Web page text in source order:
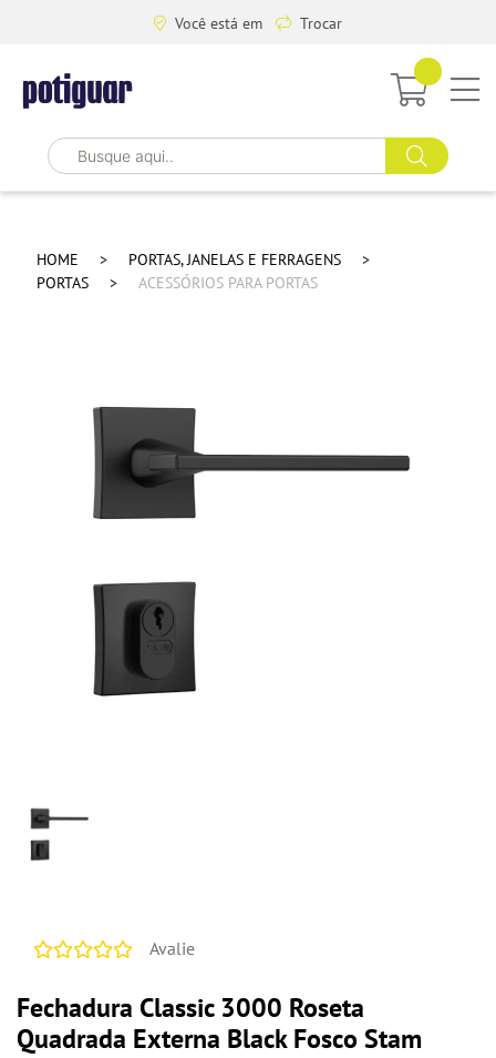
Você está em Trocar
HOME
PORTAS, JANELAS E FERRAGENS
PORTAS
ACESSÓRIOS PARA PORTAS
Avalie
Fechadura Classic 3000 Roseta
Quadrada Externa Black Fosco Stam